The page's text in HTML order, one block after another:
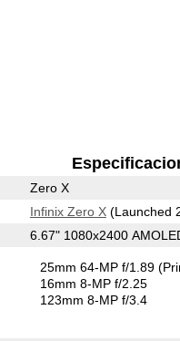
Zero X
Infinix Zero X(Launched
6.67" 1080x2400
25mm 64-MP f/1.89
16mm 8-MP f/2.25
123mm 8-MP f/3.4